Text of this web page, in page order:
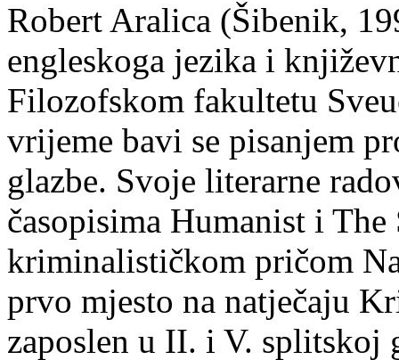
Robert Aralica (Šibenik,
engleskoga jezika i
Filozofskom fakultetu
vrijeme bavi se pisanjem
glazbe. Svoje literarne
časopisima Humanist i
kriminalističkom pričom
prvo mjesto na natječaju
zaposlen u II. i V. splitskoj